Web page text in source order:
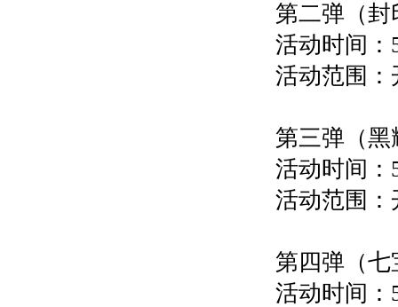
第二弹（
活动时间：
活动范围：
第三弹（
活动时间：
活动范围：
第四弹（
活动时间：